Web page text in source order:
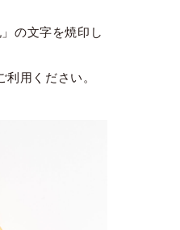
の文字を焼印し
用ください。